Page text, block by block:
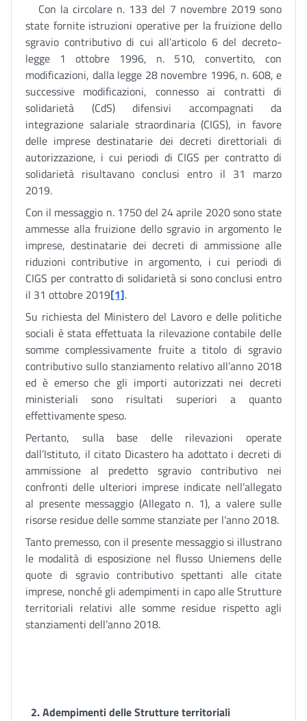
Con la circolare n. 133 del 7 novembre 2019 sono
state fornite istruzioni operative per la fruizione dello
sgravio contributivo di cui all’articolo 6 del decreto-
legge 1 ottobre 1996, n. 510, convertito, con
modificazioni, dalla legge 28 novembre 1996, n. 608, e
successive modificazioni, connesso ai contratti di
solidarietà (CdS) difensivi accompagnati da
integrazione salariale straordinaria (CIGS), in favore
delle imprese destinatarie dei decreti direttoriali di
autorizzazione, i cui periodi di CIGS per contratto di
solidarietà risultavano conclusi entro il 31 marzo
2019.
Con il messaggio n. 1750 del 24 aprile 2020 sono state
ammesse alla fruizione dello sgravio in argomento le
imprese, destinatarie dei decreti di ammissione alle
riduzioni contributive in argomento, i cui periodi di
CIGS per contratto di solidarietà si sono conclusi entro
il 31 ottobre 2019[1].
Su richiesta del Ministero del Lavoro e delle politiche
sociali è stata effettuata la rilevazione contabile delle
somme complessivamente fruite a titolo di sgravio
contributivo sullo stanziamento relativo all’anno 2018
ed è emerso che gli importi autorizzati nei decreti
ministeriali sono risultati superiori a quanto
effettivamente speso.
Pertanto, sulla base delle rilevazioni operate
dall’Istituto, il citato Dicastero ha adottato i decreti di
ammissione al predetto sgravio contributivo nei
confronti delle ulteriori imprese indicate nell’allegato
al presente messaggio (Allegato n. 1), a valere sulle
risorse residue delle somme stanziate per l’anno 2018.
Tanto premesso, con il presente messaggio si illustrano
le modalità di esposizione nel flusso Uniemens delle
quote di sgravio contributivo spettanti alle citate
imprese, nonché gli adempimenti in capo alle Strutture
territoriali relativi alle somme residue rispetto agli
stanziamenti dell’anno 2018.
2. Adempimenti delle Strutture territoriali